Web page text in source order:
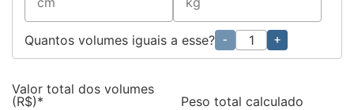
Quantos volumes iguais a esse? - +
Valor total dos volumes
(R$)*
Peso total calculado